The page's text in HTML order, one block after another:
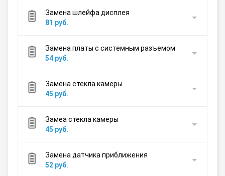
Замена шлейфа дисплея
81 руб.
Замена платы с системным разъемом
54 руб.
Замена стекла камеры
45 руб.
Замеа стекла камеры
45 руб.
Замена датчика приближения
52 руб.